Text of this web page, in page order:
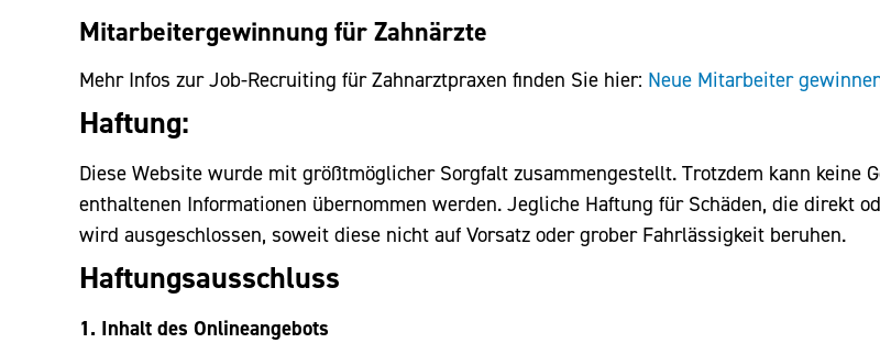
Mitarbeitergewinnung für Zahnärzte
Mehr Infos zur Job-Recruiting für Zahnarztpraxen finden Sie hier: Neue Mitarbeiter
Haftung:
Diese Website wurde mit größtmöglicher Sorgfalt zusammengestellt. Trotzdem kann keine
enthaltenen Informationen übernommen werden. Jegliche Haftung für Schäden, die direkt
wird ausgeschlossen, soweit diese nicht auf Vorsatz oder grober Fahrlässigkeit beruhen.
Haftungsausschluss
1. Inhalt des Onlineangebots